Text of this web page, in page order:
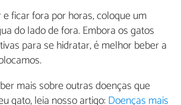
ficar fora por horas, coloque um
do lado de fora. Embora os gatos
para se hidratar, é melhor beber a
mais sobre outras doenças que
gato, leia nosso artigo:Doenças mais